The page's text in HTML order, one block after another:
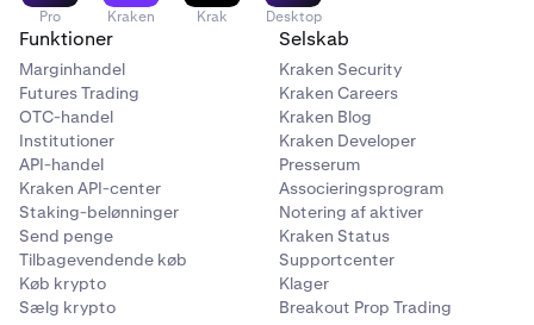
Pro Kraken Krak Desktop
Funktioner
Marginhandel
Futures Trading
OTC-handel
Institutioner
API-handel
Kraken API-center
Staking-belønninger
Send penge
Tilbagevendende køb
Køb krypto
Sælg krypto
Selskab
Kraken Security
Kraken Careers
Kraken Blog
Kraken Developer
Presserum
Associeringsprogram
Notering af aktiver
Kraken Status
Supportcenter
Klager
Breakout Prop Trading